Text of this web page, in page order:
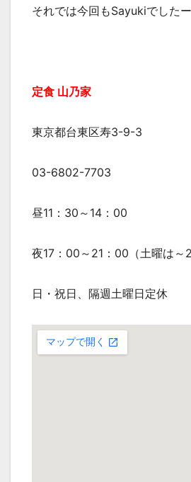
それでは今回もSayukiでしたー
定食 山乃家
東京都台東区寿3-9-3
03-6802-7703
昼11：30～14：00
夜17：00～21：00（土曜は～
日・祝日、隔週土曜日定休